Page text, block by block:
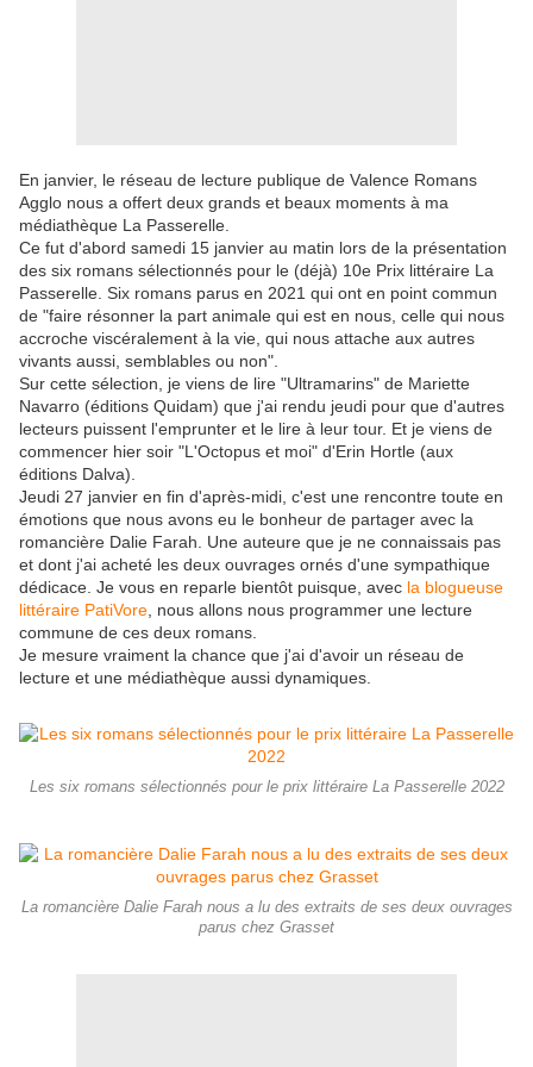
En janvier, le réseau de lecture publique de Valence Romans
Agglo nous a offert deux grands et beaux moments à ma
médiathèque La Passerelle.
Ce fut d'abord samedi 15 janvier au matin lors de la présentation
des six romans sélectionnés pour le (déjà) 10e Prix littéraire La
Passerelle. Six romans parus en 2021 qui ont en point commun
de "faire résonner la part animale qui est en nous, celle qui nous
accroche viscéralement à la vie, qui nous attache aux autres
vivants aussi, semblables ou non".
Sur cette sélection, je viens de lire "Ultramarins" de Mariette
Navarro (éditions Quidam) que j'ai rendu jeudi pour que d'autres
lecteurs puissent l'emprunter et le lire à leur tour. Et je viens de
commencer hier soir "L'Octopus et moi" d'Erin Hortle (aux
éditions Dalva).
Jeudi 27 janvier en fin d'après-midi, c'est une rencontre toute en
émotions que nous avons eu le bonheur de partager avec la
romancière Dalie Farah. Une auteure que je ne connaissais pas
et dont j'ai acheté les deux ouvrages ornés d'une sympathique
dédicace. Je vous en reparle bientôt puisque, avec la blogueuse
littéraire PatiVore , nous allons nous programmer une lecture
commune de ces deux romans.
Je mesure vraiment la chance que j'ai d'avoir un réseau de
lecture et une médiathèque aussi dynamiques.
Les six romans sélectionnés pour le prix littéraire La Passerelle 2022
La romancière Dalie Farah nous a lu des extraits de ses deux ouvrages
parus chez Grasset